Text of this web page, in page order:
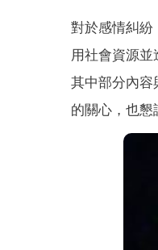
對於感情糾紛
用社會資源
其中部分內容
的關心，也懇